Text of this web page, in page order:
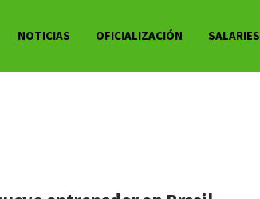
NOTICIAS OFICIALIZACIÓN SALARIES